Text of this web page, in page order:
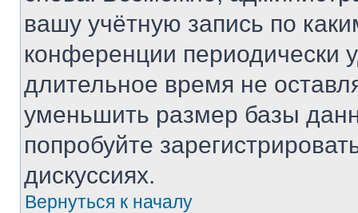
вашу учётную запись по
конференции периодически
длительное время не
уменьшить размер базы
попробуйте
дискуссиях.
Вернуться к началу